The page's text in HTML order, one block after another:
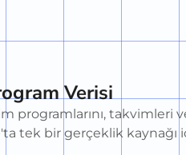
Verisi
programlarını, takvimleri
tek bir gerçeklik kaynağı